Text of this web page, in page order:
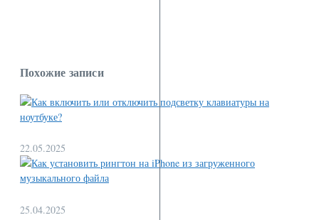
Похожие записи
22.05.2025
25.04.2025